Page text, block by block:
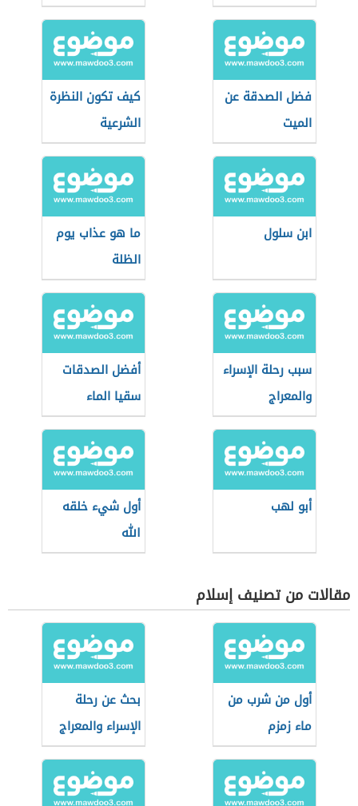
فضل الصدقة عن
الميت
كيف تكون النظرة
الشرعية
ابن سلول
ما هو عذاب يوم
الظلة
سبب رحلة الإسراء
والمعراج
أفضل الصدقات
سقيا الماء
أبو لهب
أول شيء خلقه
الله
مقالات من تصنيف إسلام
أول من شرب من
ماء زمزم
بحث عن رحلة
الإسراء والمعراج